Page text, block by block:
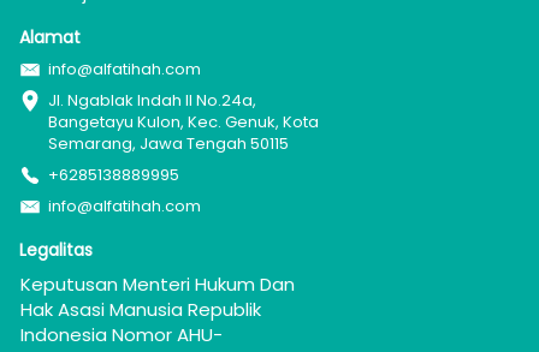
Alamat
info@alfatihah.com
Jl. Ngablak Indah II No.24a,
Bangetayu Kulon, Kec. Genuk, Kota
Semarang, Jawa Tengah 50115
+6285138889995
info@alfatihah.com
Legalitas
Keputusan Menteri Hukum Dan
Hak Asasi Manusia Republik
Indonesia Nomor AHU-